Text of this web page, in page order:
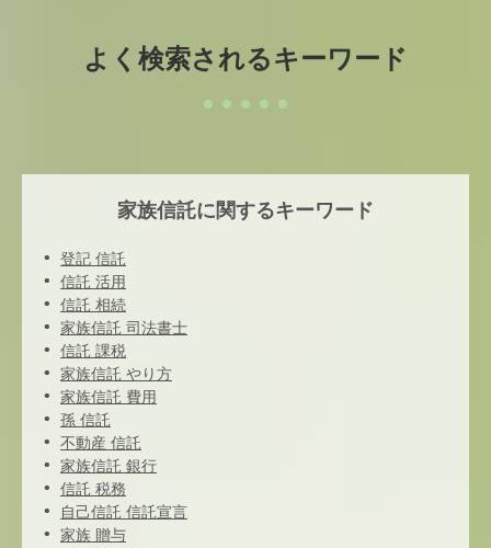
よく検索されるキーワード
家族信託に関するキーワード
登記 信託
信託 活用
信託 相続
家族信託 司法書士
信託 課税
家族信託 やり方
家族信託 費用
孫 信託
不動産 信託
家族信託 銀行
信託 税務
自己信託 信託宣言
家族 贈与